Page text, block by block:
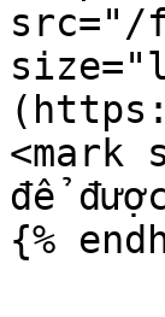
src="/
<mark
để